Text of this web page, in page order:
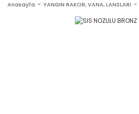
Anasayfa YANGIN RAKOR, VANA, LANSLARI